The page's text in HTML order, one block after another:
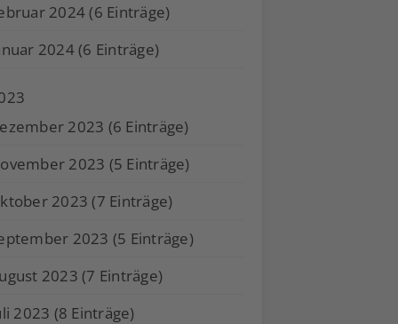
2024 (6 Einträge)
2024 (6 Einträge)
2023 (6 Einträge)
2023 (5 Einträge)
2023 (7 Einträge)
2023 (5 Einträge)
2023 (7 Einträge)
2023 (8 Einträge)